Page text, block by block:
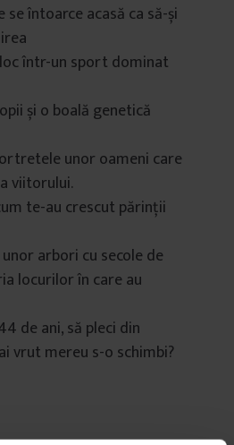
întoarce acasă ca să-și
într-un sport dominat
și o boală genetică
unor oameni care
viitorului.
te-au crescut părinții
arbori cu secole de
locurilor în care au
de ani, să pleci din
vrut mereu s-o schimbi?